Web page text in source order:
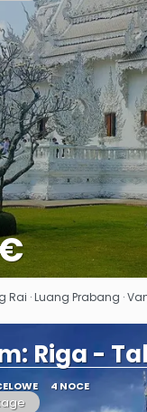
Zobacz
· Luang Prabang ·
Riga -
4 NOCE